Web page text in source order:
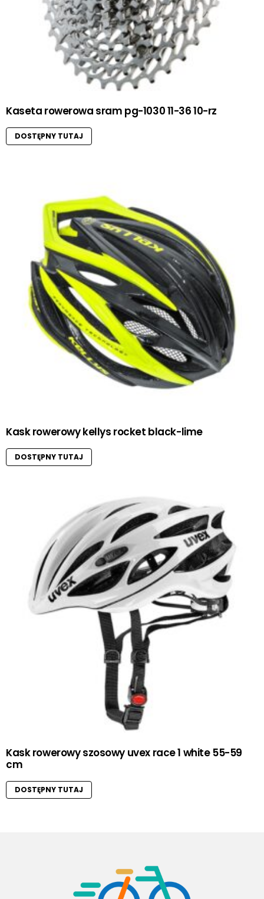
Kaseta rowerowa sram pg-1030 11-36 10-rz
DOSTĘPNY TUTAJ
Kask rowerowy kellys rocket black-lime
DOSTĘPNY TUTAJ
Kask rowerowy szosowy uvex race 1 white 55-59
cm
DOSTĘPNY TUTAJ